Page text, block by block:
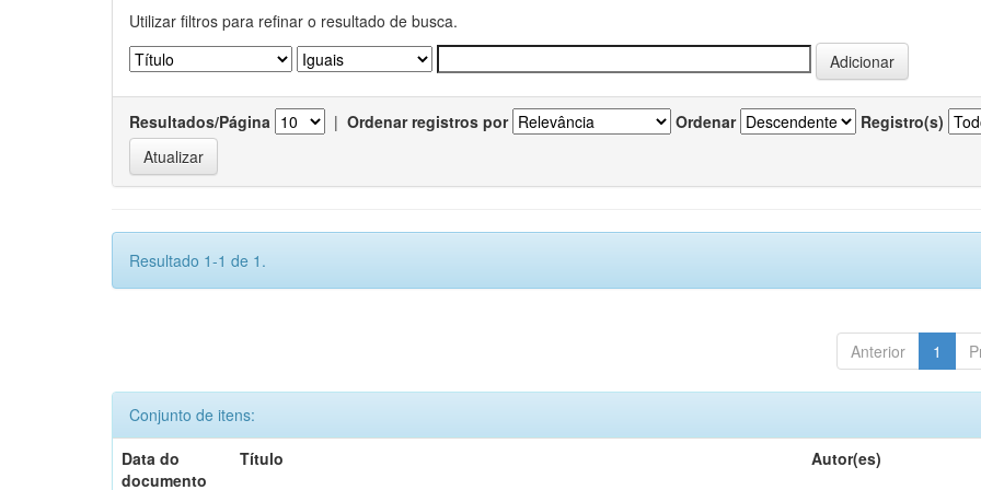
Utilizar filtros para refinar o resultado de busca.
Resultados/Página | Ordenar registros por Ordenar Registro(s)
Resultado 1-1 de 1.
Anterior 1
Conjunto de itens:
Data do
documento
Título Autor(es)